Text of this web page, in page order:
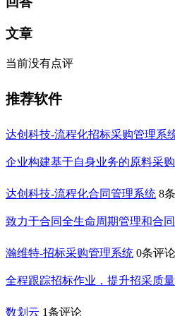
文章
当前没有点评
推荐软件
达创科技-流程化招标采购管理系
企业构建基于自身业务的原料采
达创科技-流程化合同管理系统 8
致力于合同全生命周期管理和合
瀚维特-招标采购管理系统 0条评论
全程跟踪招标作业，提升招采质
数划云 1条评论